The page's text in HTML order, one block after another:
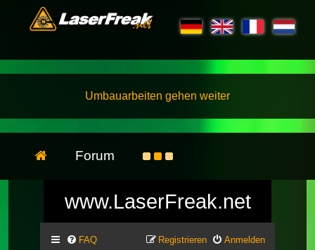
Umbauarbeiten gehen weiter
Forum
www.LaserFreak.net
FAQ Anmelden
Registrieren